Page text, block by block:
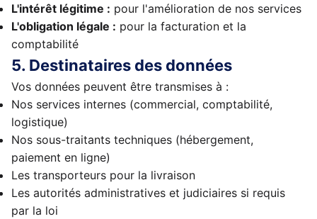
L'intérêt légitime : pour l'amélioration de nos services
L'obligation légale : pour la facturation et la
comptabilité
5. Destinataires des données
Vos données peuvent être transmises à :
Nos services internes (commercial, comptabilité,
logistique)
Nos sous-traitants techniques (hébergement,
paiement en ligne)
Les transporteurs pour la livraison
Les autorités administratives et judiciaires si requis
par la loi